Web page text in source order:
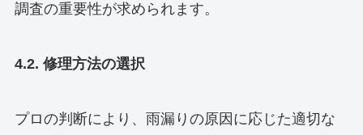
調査の重要性が求められます。
4.2. 修理方法の選択
プロの判断により、雨漏りの原因に応じた適切な